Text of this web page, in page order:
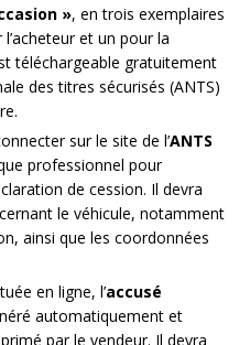
», en trois exemplaires
et un pour la
téléchargeable gratuitement
des titres sécurisés (ANTS)
sur le site de l’ANTS
professionnel pour
de cession. Il devra
le véhicule, notamment
ainsi que les coordonnées
en ligne, l’accusé
automatiquement et
par le vendeur. Il devra